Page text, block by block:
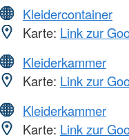
Kleidercontainer
Karte: Link zur
Kleiderkammer
Karte: Link zur
Kleiderkammer
Karte: Link zur